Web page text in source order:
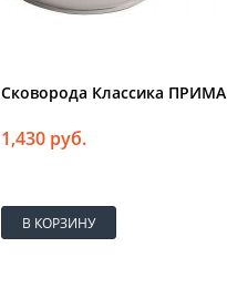
Сковорода Классика ПРИМА
1,430 руб.
В КОРЗИНУ